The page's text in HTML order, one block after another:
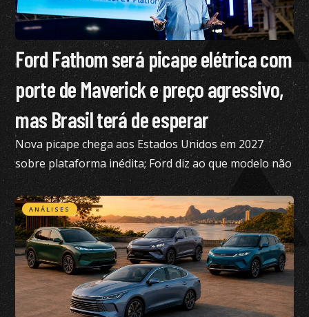
Ford Fathom será picape elétrica com
porte de Maverick e preço agressivo,
mas Brasil terá de esperar
Nova picape chega aos Estados Unidos em 2027
sobre plataforma inédita; Ford diz ao que modelo não
está nos planos para o Brasil no momento
ANÁLISES